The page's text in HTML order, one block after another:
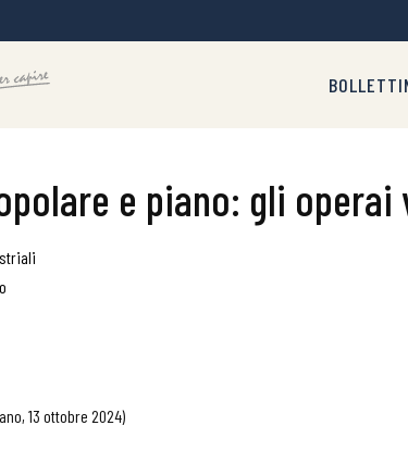
e piano: gli operai
13 ottobre 2024)